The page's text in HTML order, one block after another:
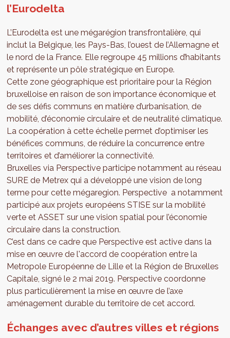
l’Eurodelta
L’Eurodelta est une mégarégion transfrontalière, qui
inclut la Belgique, les Pays-Bas, l’ouest de l’Allemagne et
le nord de la France. Elle regroupe 45 millions d’habitants
et représente un pôle stratégique en Europe.
Cette zone géographique est prioritaire pour la Région
bruxelloise en raison de son importance économique et
de ses défis communs en matière d’urbanisation, de
mobilité, d’économie circulaire et de neutralité climatique.
La coopération à cette échelle permet d’optimiser les
bénéfices communs, de réduire la concurrence entre
territoires et d’améliorer la connectivité.
Bruxelles via Perspective participe notamment au réseau
SURE de Metrex qui a développé une vision de long
terme pour cette mégaregion. Perspective a notamment
participé aux projets européens STISE sur la mobilité
verte et ASSET sur une vision spatial pour l’économie
circulaire dans la construction.
C’est dans ce cadre que Perspective est active dans la
mise en œuvre de l'accord de coopération entre la
Metropole Européenne de Lille et la Région de Bruxelles
Capitale, signé le 2 mai 2019. Perspective coordonne
plus particulièrement la mise en œuvre de l’axe
aménagement durable du territoire de cet accord.
Échanges avec d’autres villes et régions